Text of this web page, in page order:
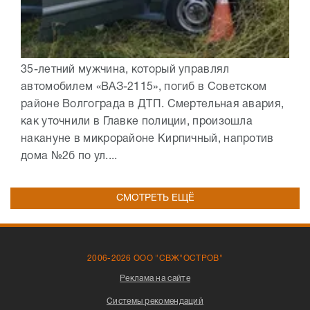
35-летний мужчина, который управлял
автомобилем «ВАЗ-2115», погиб в Советском
районе Волгограда в ДТП. Смертельная авария,
как уточнили в Главке полиции, произошла
накануне в микрорайоне Кирпичный, напротив
дома №2б по ул....
СМОТРЕТЬ ЕЩЁ
2006-2026 ООО "СВЖ"ОСТРОВ"
Реклама на сайте
Системы рекомендаций